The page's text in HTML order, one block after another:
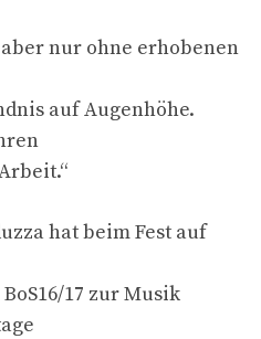
nur ohne erhobenen
auf Augenhöhe.
hat beim Fest auf
17 zur Musik